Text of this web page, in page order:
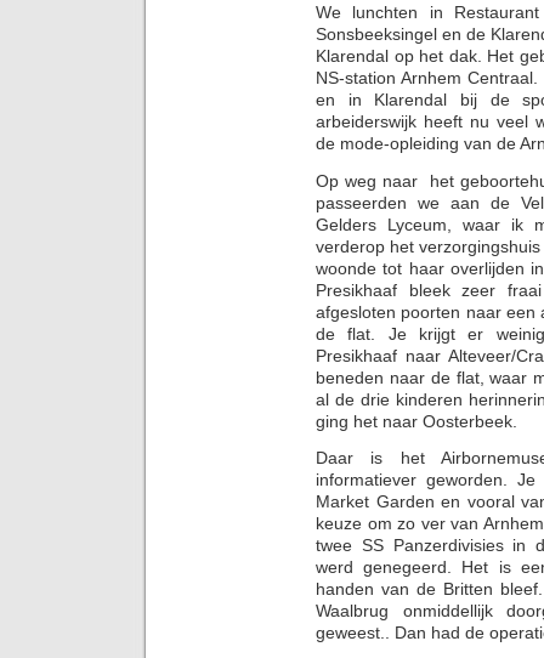
We lunchten in
Sonsbeeksingel en de
Klarendal op het dak. Het
NS-station Arnhem
en in Klarendal bij de
arbeiderswijk heeft nu veel
de mode-opleiding van de
Op weg naar het
passeerden we aan de
Gelders Lyceum, waar ik
verderop het
woonde tot haar overlijden
Presikhaaf bleek zeer
afgesloten poorten naar een
de flat. Je krijgt er
Presikhaaf naar Alteveer/
beneden naar de flat, waar
al de drie kinderen
ging het naar Oosterbeek.
Daar is het
informatiever geworden.
Market Garden en vooral
keuze om zo ver van
twee SS Panzerdivisies in
werd genegeerd. Het is
handen van de Britten
Waalbrug onmiddellijk
geweest.. Dan had de